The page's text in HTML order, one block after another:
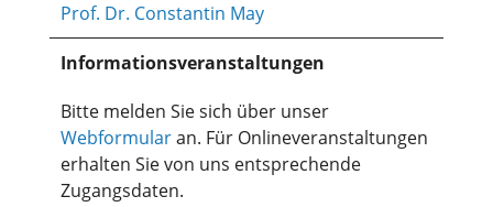
Prof. Dr. Constantin May
Informationsveranstaltungen
Bitte melden Sie sich über unser
Webformularan. Für Onlineveranstaltungen
erhalten Sie von uns entsprechende
Zugangsdaten.